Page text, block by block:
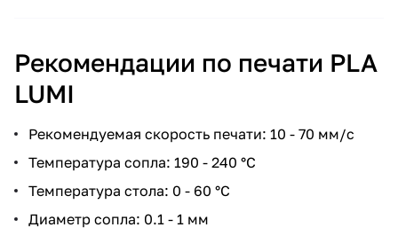
Рекомендации по печати PLA
LUMI
Рекомендуемая скорость печати: 10 - 70 мм/с
Температура сопла: 190 - 240 °С
Температура стола: 0 - 60 °С
Диаметр сопла: 0.1 - 1 мм